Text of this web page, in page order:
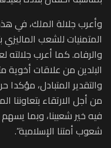
وأعرب جلالة الملك، في
المتمنيات للشعب
والرفاه. كما أعرب جلالته
البلدين من علاقات أخوية
والتقدير المتبادل،
من أجل الارتقاء بتعاوننا
فيه خير شعبينا، وبما
شعوب أمتنا الإسلامية”.